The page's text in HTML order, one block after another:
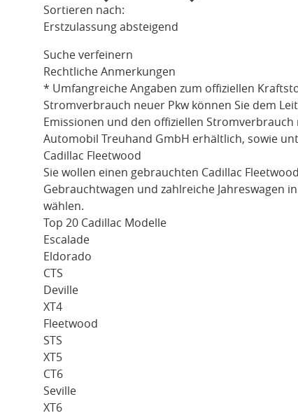
Sortieren nach:
Erstzulassung absteigend
Suche verfeinern
Rechtliche Anmerkungen
* Umfangreiche Angaben zum offiziellen
Stromverbrauch neuer Pkw können Sie dem
Emissionen und den offiziellen
Automobil Treuhand GmbH erhältlich, sowie
Cadillac Fleetwood
Sie wollen einen gebrauchten Cadillac Fleetwood
Gebrauchtwagen und zahlreiche Jahreswagen
wählen.
Top 20 Cadillac Modelle
Escalade
Eldorado
CTS
Deville
XT4
Fleetwood
STS
XT5
CT6
Seville
XT6